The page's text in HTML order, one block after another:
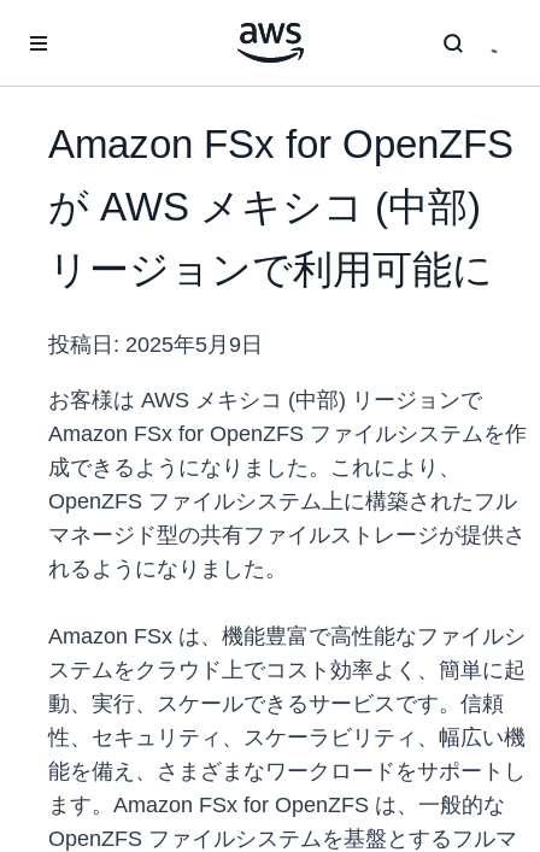
Amazon FSx for OpenZFS
が AWS メキシコ (中部)
リージョンで利用可能に
投稿日: 2025年5月9日
お客様は AWS メキシコ (中部) リージョンで
Amazon FSx for OpenZFS ファイルシステムを作
成できるようになりました。これにより、
OpenZFS ファイルシステム上に構築されたフル
マネージド型の共有ファイルストレージが提供さ
れるようになりました。
Amazon FSx は、機能豊富で高性能なファイルシ
ステムをクラウド上でコスト効率よく、簡単に起
動、実行、スケールできるサービスです。信頼
性、セキュリティ、スケーラビリティ、幅広い機
能を備え、さまざまなワークロードをサポートし
ます。Amazon FSx for OpenZFS は、一般的な
OpenZFS ファイルシステムを基盤とするフルマ